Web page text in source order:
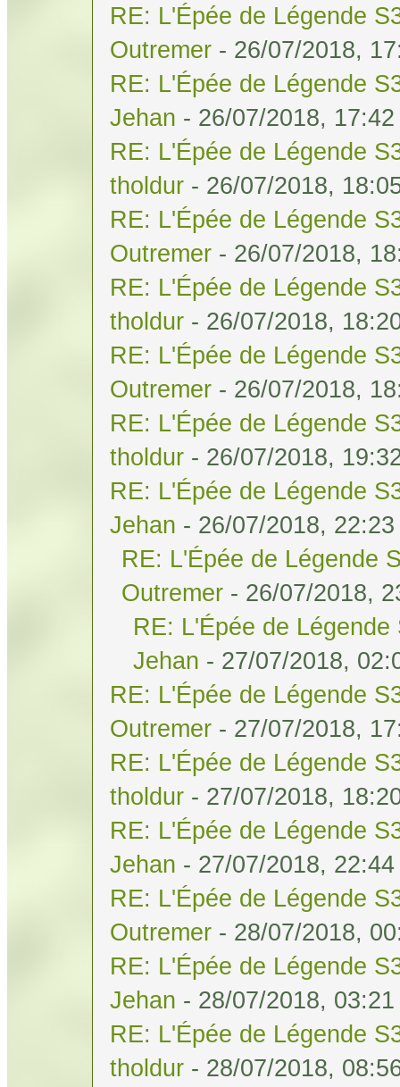
RE: L'Épée de Légende
Outremer - 26/07/2018,
RE: L'Épée de Légende
Jehan - 26/07/2018, 17:42
RE: L'Épée de Légende
tholdur - 26/07/2018,
RE: L'Épée de Légende
Outremer - 26/07/2018,
RE: L'Épée de Légende
tholdur - 26/07/2018,
RE: L'Épée de Légende
Outremer - 26/07/2018,
RE: L'Épée de Légende
tholdur - 26/07/2018,
RE: L'Épée de Légende
Jehan - 26/07/2018, 22:23
RE: L'Épée de Légende
Outremer - 26/07/2018,
RE: L'Épée de
Jehan - 27/07/2018,
RE: L'Épée de Légende
Outremer - 27/07/2018,
RE: L'Épée de Légende
tholdur - 27/07/2018,
RE: L'Épée de Légende
Jehan - 27/07/2018, 22:44
RE: L'Épée de Légende
Outremer - 28/07/2018,
RE: L'Épée de Légende
Jehan - 28/07/2018, 03:21
RE: L'Épée de Légende
tholdur - 28/07/2018,